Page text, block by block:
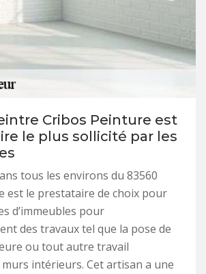
Cribos Peinture est
le plus sollicité par les
tous les environs du 83560
est le prestataire de choix pour
d’immeubles pour
des travaux tel que la pose de
ou tout autre travail
intérieurs. Cet artisan a une